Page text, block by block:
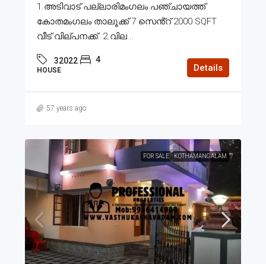
1.അടിവാട് പല്ലാരിമംഗലം പഞ്ചായത്ത്
കോതമംഗലം താലൂക്ക് 7 സെൻ്റ് 2000 SQFT
വീട് വില്പനക്ക്. 2.വില...
32022 4
HOUSE Details
57 years ago
FOR SALE KOTHAMANGALAM